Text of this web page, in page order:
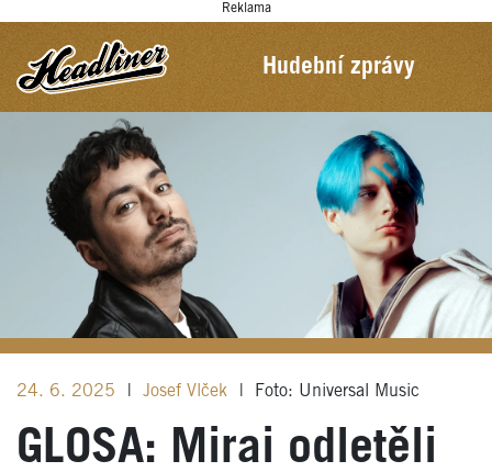
Reklama
Hudební zprávy
24. 6. 2025 Josef Vlček Foto: Universal Music
GLOSA: Mirai odletěli